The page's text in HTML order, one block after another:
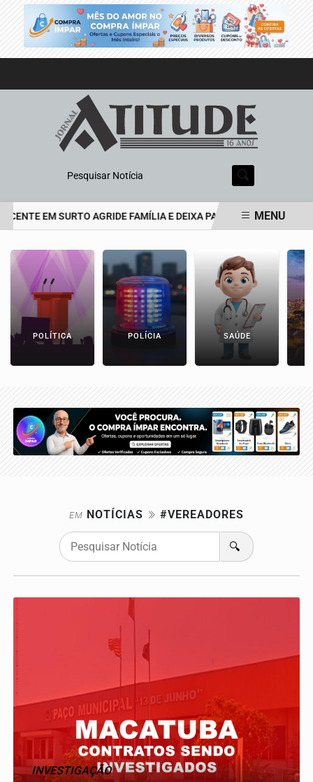
Pesquisar Notícia
EM SURTO AGRIDE FAMÍLIA E DEIXA PAI DE 69 ANOS EM
MENU
POLÍTICA POLÍCIA SAÚDE
EM NOTÍCIAS #VEREADORES
🔍
INVESTIGAÇÃO